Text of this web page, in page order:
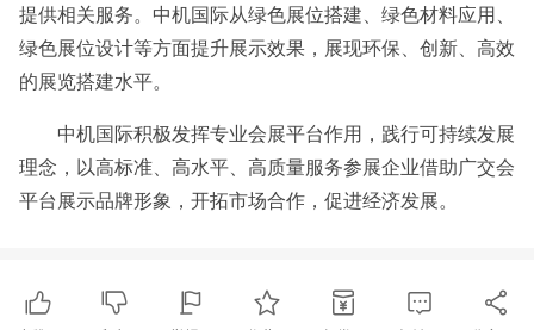
提供相关服务。中机国际从绿色展位搭建、绿色材料应用、
绿色展位设计等方面提升展示效果，展现环保、创新、高效
的展览搭建水平。
中机国际积极发挥专业会展平台作用，践行可持续发展
理念，以高标准、高水平、高质量服务参展企业借助广交会
平台展示品牌形象，开拓市场合作，促进经济发展。